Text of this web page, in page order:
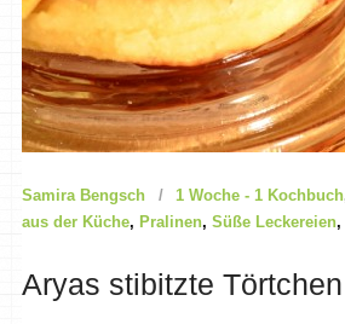
Samira Bengsch 1 Woche - 1 Kochbuch
aus der Küche, Pralinen, Süße Leckereien,
Aryas stibitzte Törtchen